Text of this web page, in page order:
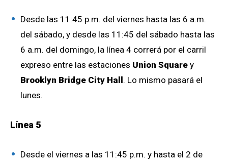
Desde las 11:45 p.m. del viernes hasta las 6 a.m.
del sábado, y desde las 11:45 del sábado hasta las
6 a.m. del domingo, la línea 4 correrá por el carril
expreso entre las estaciones Union Square y
Brooklyn Bridge City Hall . Lo mismo pasará el
lunes.
Línea 5
Desde el viernes a las 11:45 p.m. y hasta el 2 de